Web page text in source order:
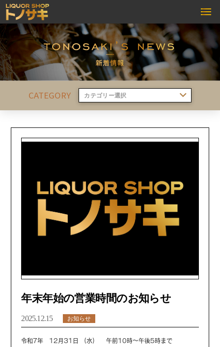
CATEGORY カテゴリー選択
年末年始の営業時間のお知らせ
お知らせ
2025.12.15
令和7年 12月31日 （水） 午前10時～午後5時まで